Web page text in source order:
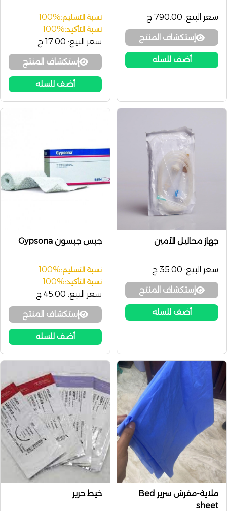
سعر البيع: 790.00 ج
إستكشاف المنتج
أضف للسله
نسبة التسليم:100%
نسبة التأكيد:100%
سعر البيع: 17.00 ج
إستكشاف المنتج
أضف للسله
جهاز محاليل الأمين
سعر البيع: 35.00 ج
إستكشاف المنتج
أضف للسله
جبس جبسون Gypsona
نسبة التسليم:100%
نسبة التأكيد:100%
سعر البيع: 45.00 ج
إستكشاف المنتج
أضف للسله
ملاية-مفرش سرير Bed
sheet
خيط حرير